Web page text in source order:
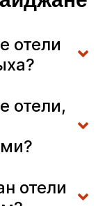
отели
отели,
отели